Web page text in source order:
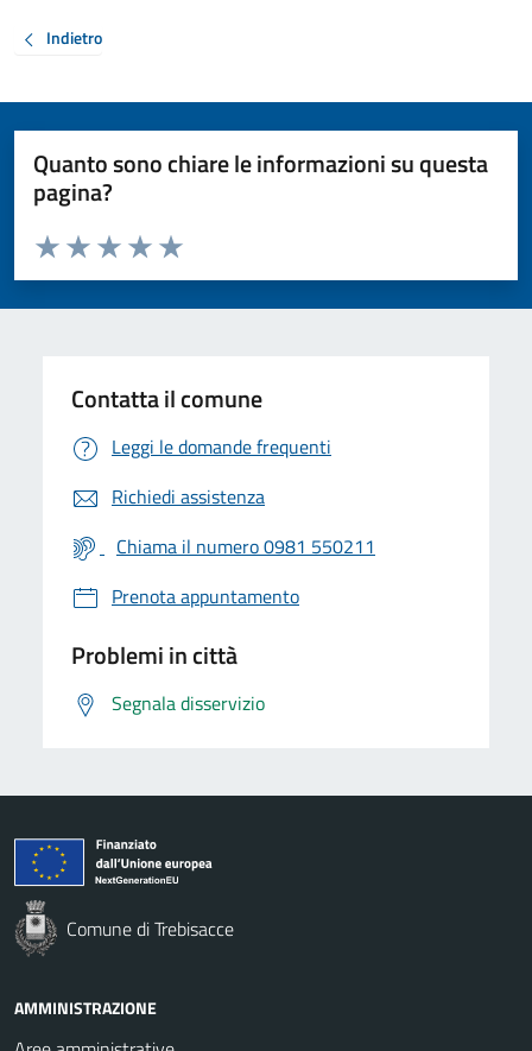
Indietro
Quanto sono chiare le informazioni su questa
pagina?
Valuta da 1 a 5 stelle la pagina
Valuta 5 stelle su 5
Valuta 4 stelle su 5
Valuta 3 stelle su 5
Valuta 2 stelle su 5
Valuta 1 stelle su 5
Contatta il comune
Leggi le domande frequenti
Richiedi assistenza
Chiama il numero 0981 550211
Prenota appuntamento
Problemi in città
Segnala disservizio
Comune di Trebisacce
AMMINISTRAZIONE